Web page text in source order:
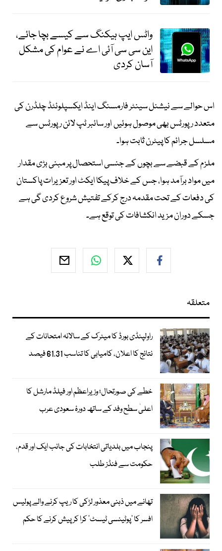
واٹس ایپ ہیکنگ سے کیسے بچا جائے،
این سی سی آئی اے نے عوام کی مشکل
آسان کردی
اس حوالے سے نیشنل سینٹر فارمسنگ اینڈ ایکسپلوئٹڈ چلڈرن کی
متعدد رپورٹس بھی موصول ہوئیں اور سائبر ٹپ لائن رپورٹس سے
مسلسل جرائم کا پیٹرن ثابت ہوا۔
ملزم کے قبضے سے بچوں کے جنسی استحصال پر مبنی بڑی مقدار
میں مواد برآمد ہوا، جس کے خلاف پیکا ایکٹ اور تعزیرات پاکستان
کی دفعات کے تحت مقدمہ درج کرکے تفتیش شروع کردی گی ہے
جسکے دوران مزید انکشافات کی توقع ہے۔
متعلقہ
راولپنڈی بورڈ کا میٹرک کے سالانہ امتحانات کے
نتائج کا اعلان، کامیابی کا تناسب 61.31 فیصد
خطے کی صورتحال؛ وزیراعظم اور فیلڈ مارشل کا
اعلیٰ سطح وفد کے ساتھ دورۂ سعودی عرب
پنجاب میں بلدیاتی انتخابات کی جانب ایک اور قدم،
حکومت سے فنڈز طلب
تھانے میں ذہنی معذور لڑکی کا ریپ کرنے والے پولیس
افسر کا ’پوٹینسی ٹیسٹ‘ کرا کر پیش کرنے کا حکم